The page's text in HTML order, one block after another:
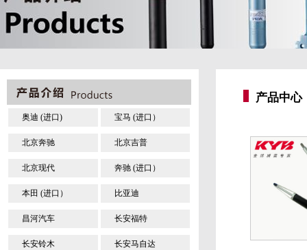
奥迪 (进口) 宝马 (进口）
北京奔驰 北京吉普
北京现代 奔驰 (进口）
本田 (进口） 比亚迪
昌河汽车 长安福特
长安铃木 长安马自达
产品中心